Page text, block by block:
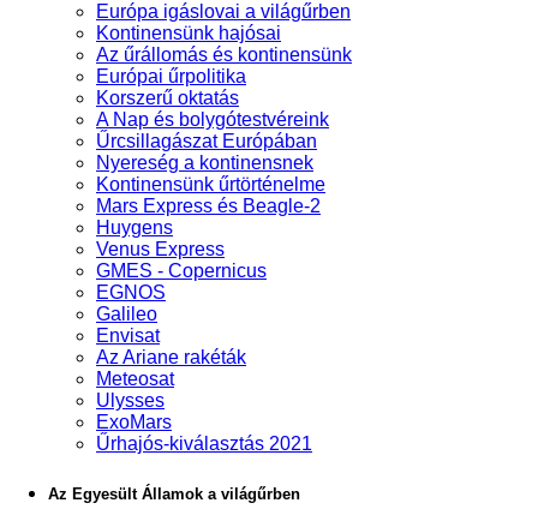
Európa igáslovai a világűrben
Kontinensünk hajósai
Az űrállomás és kontinensünk
Európai űrpolitika
Korszerű oktatás
A Nap és bolygótestvéreink
Űrcsillagászat Európában
Nyereség a kontinensnek
Kontinensünk űrtörténelme
Mars Express és Beagle-2
Huygens
Venus Express
GMES - Copernicus
EGNOS
Galileo
Envisat
Az Ariane rakéták
Meteosat
Ulysses
ExoMars
Űrhajós-kiválasztás 2021
Az Egyesült Államok a világűrben